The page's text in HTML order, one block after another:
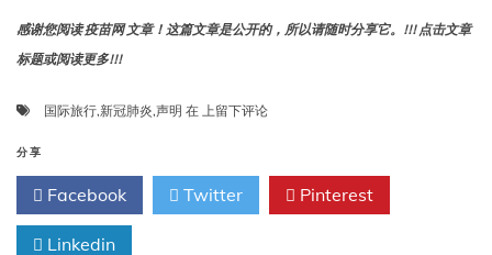
感谢您阅读 疫苗网 文章！这篇文章是公开的，所以请随时分享它。!!! 点击文章
标题或阅读更多!!!
国际旅行,新冠肺炎,声明 在 关
冠
肺
炎
上留下评论
分享
Facebook Twitter Pinterest
Linkedin